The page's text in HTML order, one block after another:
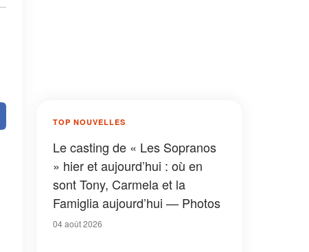
TOP NOUVELLES
Le casting de « Les Sopranos
» hier et aujourd’hui : où en
sont Tony, Carmela et la
Famiglia aujourd’hui — Photos
04 août 2026